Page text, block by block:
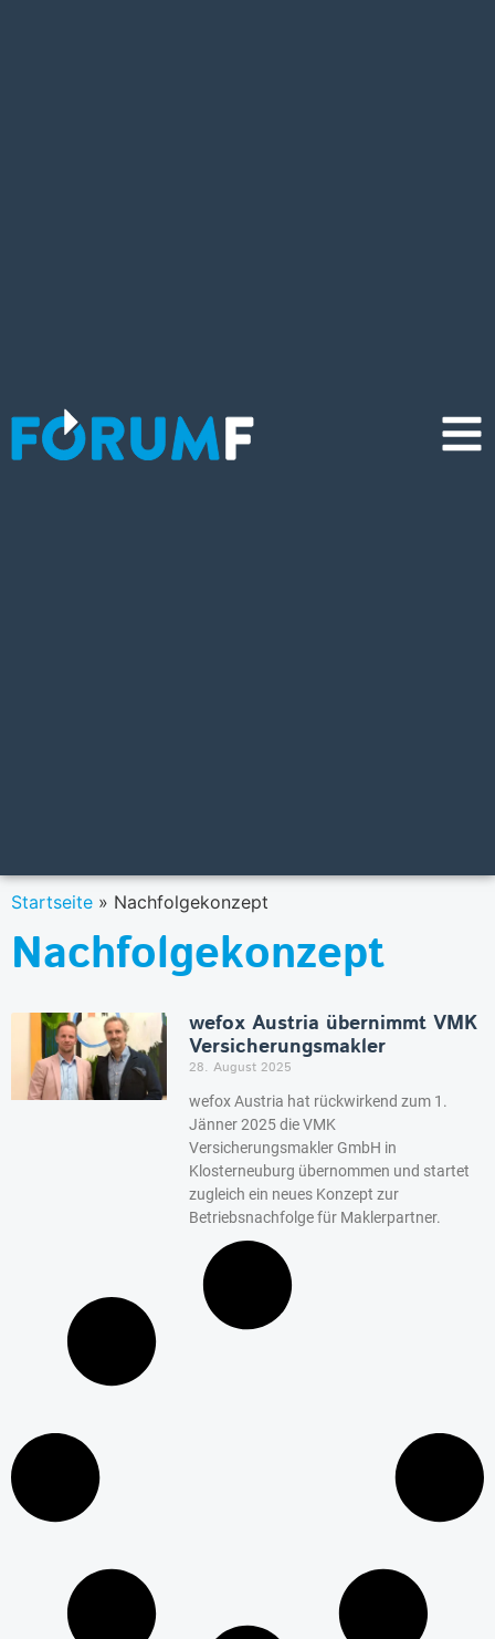
Startseite » Nachfolgekonzept
Nachfolgekonzept
wefox Austria übernimmt VMK
Versicherungsmakler
28. August 2025
wefox Austria hat rückwirkend zum 1.
Jänner 2025 die VMK
Versicherungsmakler GmbH in
Klosterneuburg übernommen und startet
zugleich ein neues Konzept zur
Betriebsnachfolge für Maklerpartner.